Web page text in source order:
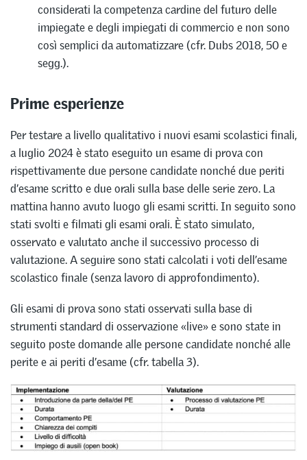
considerati la competenza cardine del futuro delle
impiegate e degli impiegati di commercio e non sono
così semplici da automatizzare (cfr. Dubs 2018, 50 e
segg.).
Prime esperienze
Per testare a livello qualitativo i nuovi esami scolastici finali,
a luglio 2024 è stato eseguito un esame di prova con
rispettivamente due persone candidate nonché due periti
d’esame scritto e due orali sulla base delle serie zero. La
mattina hanno avuto luogo gli esami scritti. In seguito sono
stati svolti e filmati gli esami orali. È stato simulato,
osservato e valutato anche il successivo processo di
valutazione. A seguire sono stati calcolati i voti dell’esame
scolastico finale (senza lavoro di approfondimento).
Gli esami di prova sono stati osservati sulla base di
strumenti standard di osservazione «live» e sono state in
seguito poste domande alle persone candidate nonché alle
perite e ai periti d’esame (cfr. tabella 3).